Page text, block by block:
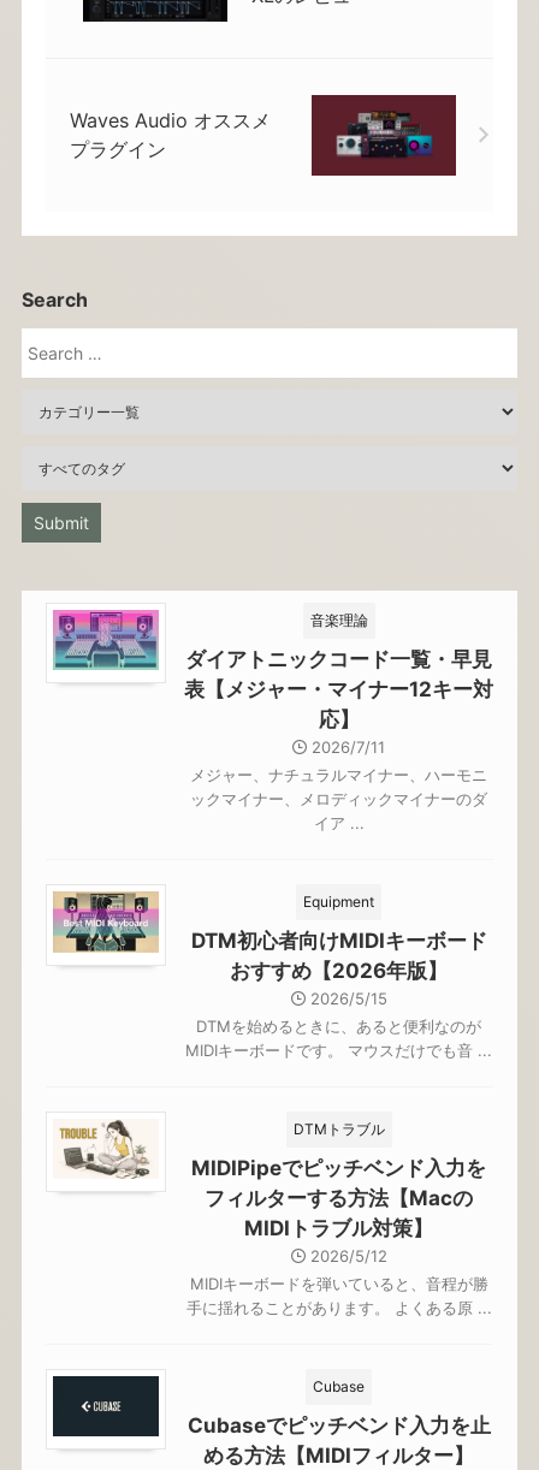
Waves Audio オススメ
プラグイン
Search
音楽理論
ダイアトニックコード一覧・早見
表【メジャー・マイナー12キー対
応】
2026/7/11
メジャー、ナチュラルマイナー、ハーモニ
ックマイナー、メロディックマイナーのダ
イア ...
Equipment
DTM初心者向けMIDIキーボード
おすすめ【2026年版】
2026/5/15
DTMを始めるときに、あると便利なのが
MIDIキーボードです。 マウスだけでも音 ...
DTMトラブル
MIDIPipeでピッチベンド入力を
フィルターする方法【Macの
MIDIトラブル対策】
2026/5/12
MIDIキーボードを弾いていると、音程が勝
手に揺れることがあります。 よくある原 ...
Cubase
Cubaseでピッチベンド入力を止
める方法【MIDIフィルター】